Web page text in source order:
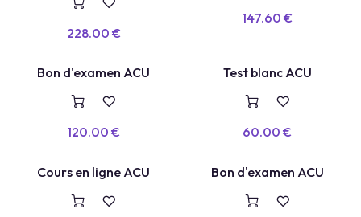
228.00 €
147.60 €
VOUCHER
Bon d'examen ACU
120.00 €
TEST BLANC
Test blanc ACU
60.00 €
COURS EN LIGNE
Cours en ligne ACU Bon d'examen ACU